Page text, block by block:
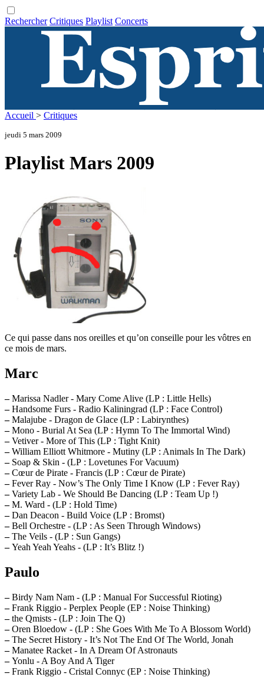
Rechercher Critiques Playlist Concerts
Accueil > Critiques
jeudi 5 mars 2009
Playlist Mars 2009
Ce qui passe dans nos oreilles et qu’on conseille pour les vôtres en
ce mois de mars.
Marc
–Marissa Nadler - Mary Come Alive (LP : Little Hells)
–Handsome Furs - Radio Kaliningrad (LP : Face Control)
–Malajube - Dragon de Glace (LP : Labirynthes)
–Mono - Burial At Sea (LP : Hymn To The Immortal Wind)
–Vetiver - More of This (LP : Tight Knit)
–William Elliott Whitmore - Mutiny (LP : Animals In The Dark)
–Soap & Skin - (LP : Lovetunes For Vacuum)
–Cœur de Pirate - Francis (LP : Cœur de Pirate)
–Fever Ray - Now’s The Only Time I Know (LP : Fever Ray)
–Variety Lab - We Should Be Dancing (LP : Team Up !)
–M. Ward - (LP : Hold Time)
–Dan Deacon - Build Voice (LP : Bromst)
–Bell Orchestre - (LP : As Seen Through Windows)
–The Veils - (LP : Sun Gangs)
–Yeah Yeah Yeahs - (LP : It’s Blitz !)
Paulo
–Birdy Nam Nam - (LP : Manual For Successful Rioting)
–Frank Riggio - Perplex People (EP : Noise Thinking)
–the Qmists - (LP : Join The Q)
–Oren Bloedow - (LP : She Goes With Me To A Blossom World)
–The Secret History - It’s Not The End Of The World, Jonah
–Manatee Racket - In A Dream Of Astronauts
–Yonlu - A Boy And A Tiger
–Frank Riggio - Cristal Connyc (EP : Noise Thinking)